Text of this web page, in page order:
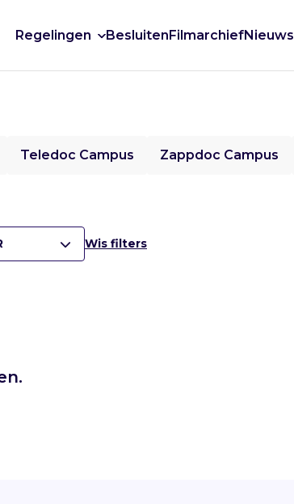
Regelingen BesluitenFilmarchiefNieuws
Teledoc Campus Zappdoc Campus
Wis filters